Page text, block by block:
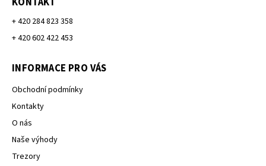
+ 420 284 823 358
+ 420 602 422 453
INFORMACE PRO VÁS
Obchodní podmínky
Kontakty
O nás
Naše výhody
Trezory